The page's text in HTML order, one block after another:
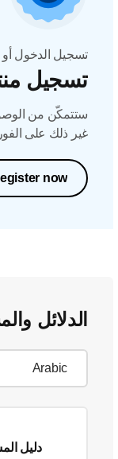
تسجيل الدخول أو
تسجيل
ستتمكّن من
غير ذلك على
now
الدلائل
دليل